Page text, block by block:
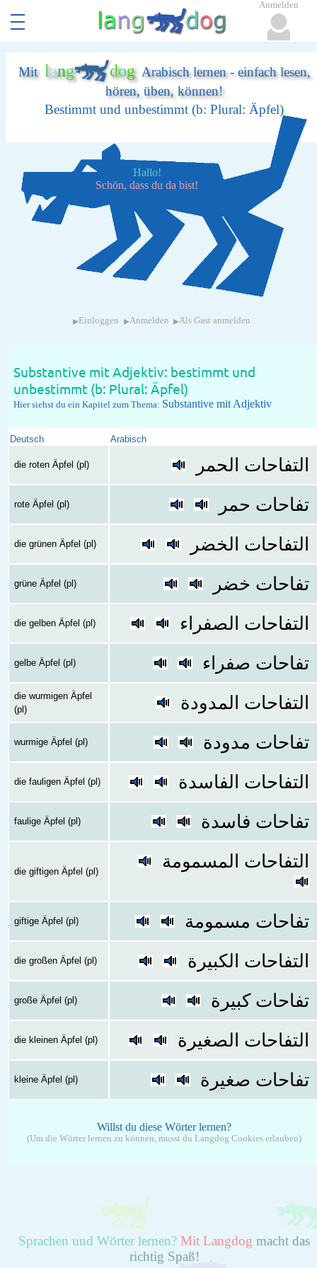
Mit lang dogArabisch lernen - einfach lesen,
hören, üben, können!
Bestimmt und unbestimmt (b: Plural: Äpfel)
Hallo!
Schön, dass du da bist!
▸ Einloggen ▸Anmelden ▸Als Gast anmelden
Substantive mit Adjektiv: bestimmt und
unbestimmt (b: Plural: Äpfel)
Hier siehst du ein Kapitel zum Thema: Substantive mit Adjektiv
Deutsch Arabisch
die roten Äpfel (pl) التفاحات الحمر
rote Äpfel (pl) تفاحات حمر
die grünen Äpfel (pl) التفاحات الخضر
grüne Äpfel (pl) تفاحات خضر
die gelben Äpfel (pl) التفاحات الصفراء
gelbe Äpfel (pl) تفاحات صفراء
die wurmigen Äpfel
(pl)
التفاحات المدودة
wurmige Äpfel (pl) تفاحات مدودة
die fauligen Äpfel (pl) التفاحات الفاسدة
faulige Äpfel (pl) تفاحات فاسدة
die giftigen Äpfel (pl)
التفاحات المسمومة
giftige Äpfel (pl) تفاحات مسمومة
die großen Äpfel (pl) التفاحات الكبيرة
große Äpfel (pl) تفاحات كبيرة
die kleinen Äpfel (pl) التفاحات الصغيرة
kleine Äpfel (pl) تفاحات صغيرة
Willst du diese Wörter lernen?
(Um die Wörter lernen zu können, musst du Langdog Cookies erlauben)
Sprachen und Wörter lernen? Mit Langdog macht das
richtig Spaß!
Anmelden